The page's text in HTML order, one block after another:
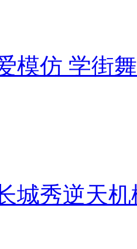
模仿 学街
城秀逆天机